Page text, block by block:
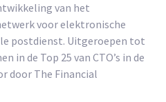
van het
voor elektronische
postdienst. Uitgeroepen tot
in de Top 25 van CTO’s in de
door The Financial